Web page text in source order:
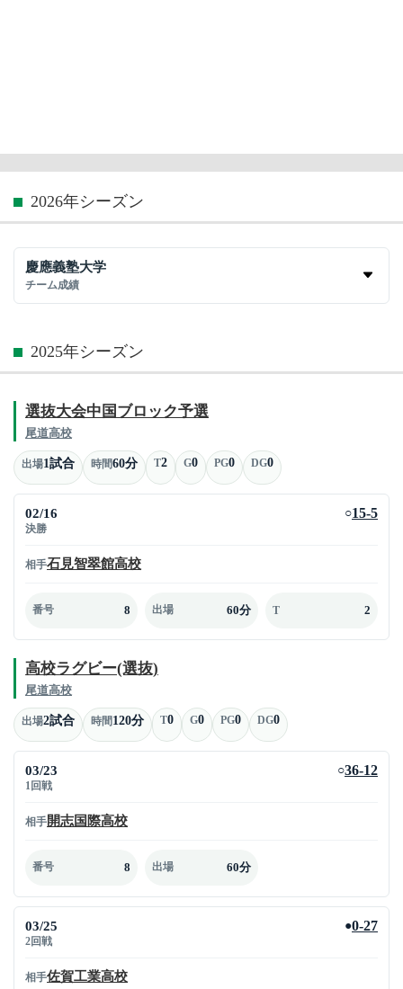
2026年シーズン
慶應義塾大学
チーム成績
2025年シーズン
選抜大会中国ブロック予選
尾道高校
出場1試合 時間60分 T2 G0 PG0 DG0
02/16
決勝
○15-5
相手石見智翠館高校
番号 8 出場 60分 T 2
高校ラグビー(選抜)
尾道高校
出場2試合 時間120分 T0 G0 PG0 DG0
03/23
1回戦
○36-12
相手開志国際高校
番号 8 出場 60分
03/25
2回戦
●0-27
相手佐賀工業高校